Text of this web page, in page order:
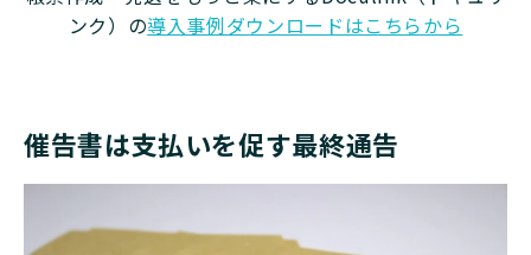
ンク）の導入事例ダウンロードはこちらから
催告書は支払いを促す最終通告